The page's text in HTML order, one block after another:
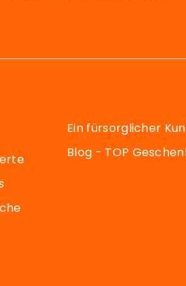
Ein fürsorglicher
Blog - TOP